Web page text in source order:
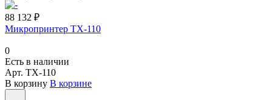
88 132 ₽
Микропринтер TX-110
0
Есть в наличии
Арт. TX-110
В корзину В корзине